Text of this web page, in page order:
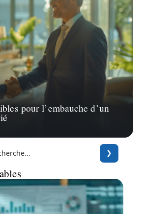
pour l’embauche d’un